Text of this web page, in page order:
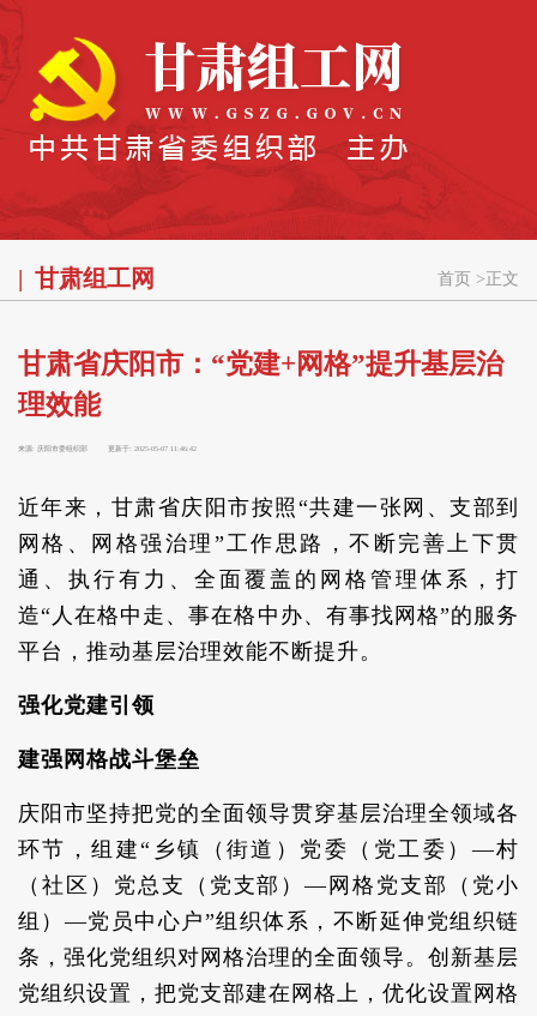
甘肃组工网 首页 > 正文
甘肃省庆阳市：“党建+网格”提升基层治
理效能
来源: 庆阳市委组织部 更新于: 2025-05-07 11:46:42
近年来，甘肃省庆阳市按照“共建一张网、支部到
网格、网格强治理”工作思路，不断完善上下贯
通、执行有力、全面覆盖的网格管理体系，打
造“人在格中走、事在格中办、有事找网格”的服务
平台，推动基层治理效能不断提升。
强化党建引领
建强网格战斗堡垒
庆阳市坚持把党的全面领导贯穿基层治理全领域各
环节，组建“乡镇（街道）党委（党工委）—村
（社区）党总支（党支部）—网格党支部（党小
组）—党员中心户”组织体系，不断延伸党组织链
条，强化党组织对网格治理的全面领导。创新基层
党组织设置，把党支部建在网格上，优化设置网格